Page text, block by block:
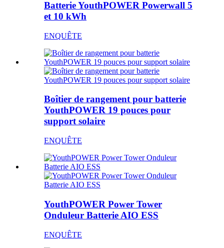
Batterie YouthPOWER Powerwall 5
et 10 kWh
ENQUÊTE
Boîtier de rangement pour batterie
YouthPOWER 19 pouces pour
support solaire
ENQUÊTE
YouthPOWER Power Tower
Onduleur Batterie AIO ESS
ENQUÊTE